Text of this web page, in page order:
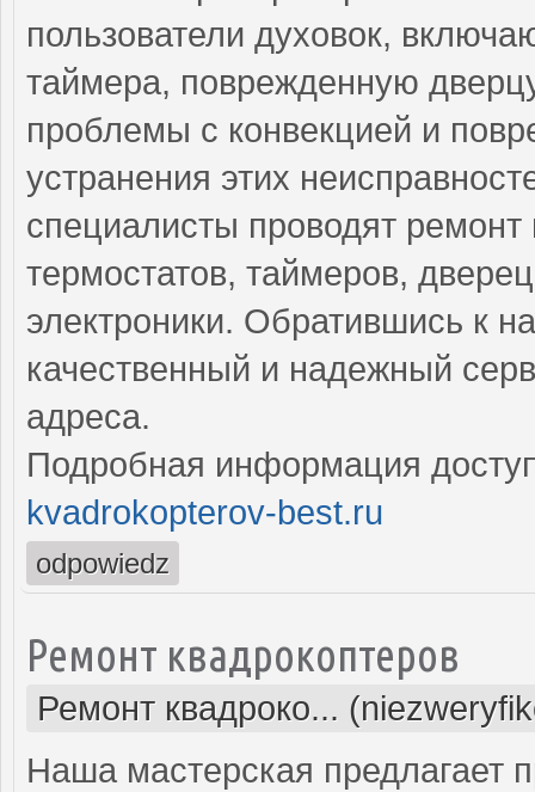
пользователи духовок,
таймера, поврежденную
проблемы с конвекцией и
устранения этих
специалисты проводят
термостатов, таймеров,
электроники. Обратившись к
качественный и надежный
адреса.
Подробная информация
kvadrokopterov-best.ru
odpowiedz
Ремонт квадрокоптеров
Ремонт квадроко...
Наша мастерская предлагает